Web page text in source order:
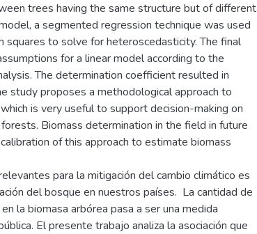
trees having the same structure but of different
a segmented regression technique was used
squares to solve for heteroscedasticity. The final
for a linear model according to the
The determination coefficient resulted in
study proposes a methodological approach to
is very useful to support decision-making on
Biomass determination in the field in future
of this approach to estimate biomass
para la mitigación del cambio climático es
del bosque en nuestros países. La cantidad de
la biomasa arbórea pasa a ser una medida
El presente trabajo analiza la asociación que